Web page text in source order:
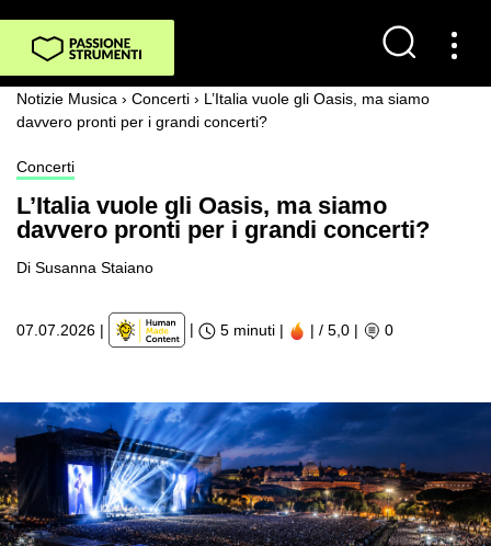
Notizie Musica › Concerti › L’Italia vuole gli Oasis, ma siamo
davvero pronti per i grandi concerti?
Concerti
L’Italia vuole gli Oasis, ma siamo
davvero pronti per i grandi concerti?
Di Susanna Staiano
07.07.2026 | | 5 minuti | | / 5,0 | 0